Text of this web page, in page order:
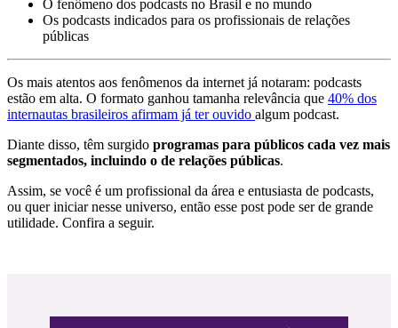
O fenômeno dos podcasts no Brasil e no mundo
Os podcasts indicados para os profissionais de relações
públicas
Os mais atentos aos fenômenos da internet já notaram: podcasts
estão em alta. O formato ganhou tamanha relevância que 40% dos
internautas brasileiros afirmam já ter ouvido algum podcast.
Diante disso, têm surgido programas para públicos cada vez mais
segmentados, incluindo o de relações públicas.
Assim, se você é um profissional da área e entusiasta de podcasts,
ou quer iniciar nesse universo, então esse post pode ser de grande
utilidade. Confira a seguir.